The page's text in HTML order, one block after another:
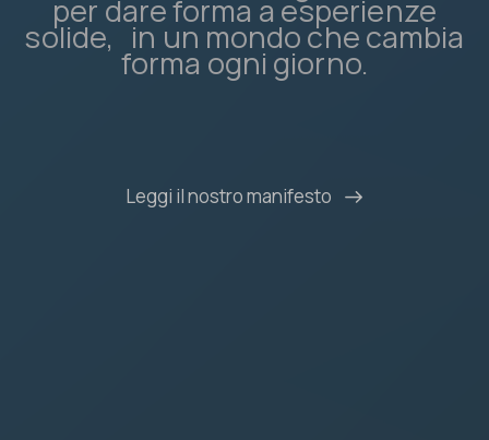
per dare forma a esperienze
solide, in un mondo che cambia
forma ogni giorno.
Leggi il nostro manifesto